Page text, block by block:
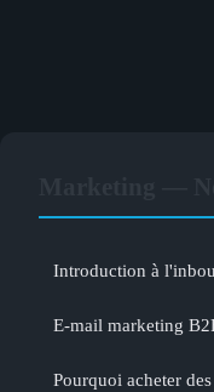
Introduction à
E-mail marketing
Pourquoi acheter